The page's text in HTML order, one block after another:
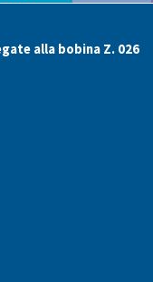
alla bobina Z. 026